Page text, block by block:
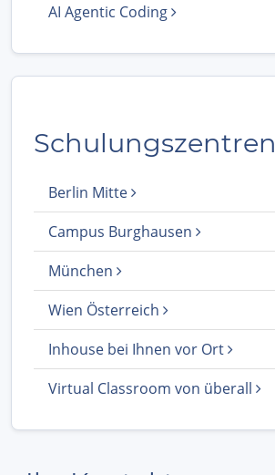
AI Agentic Coding
Schulungszentren
Berlin Mitte
Campus Burghausen
München
Wien Österreich
Inhouse bei Ihnen vor Ort
Virtual Classroom von überall